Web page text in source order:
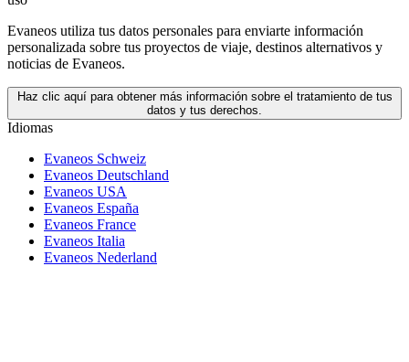
Evaneos utiliza tus datos personales para enviarte información
personalizada sobre tus proyectos de viaje, destinos alternativos y
noticias de Evaneos.
Haz clic aquí para obtener más información sobre el tratamiento de tus
datos y tus derechos.
Idiomas
Evaneos Schweiz
Evaneos Deutschland
Evaneos USA
Evaneos España
Evaneos France
Evaneos Italia
Evaneos Nederland